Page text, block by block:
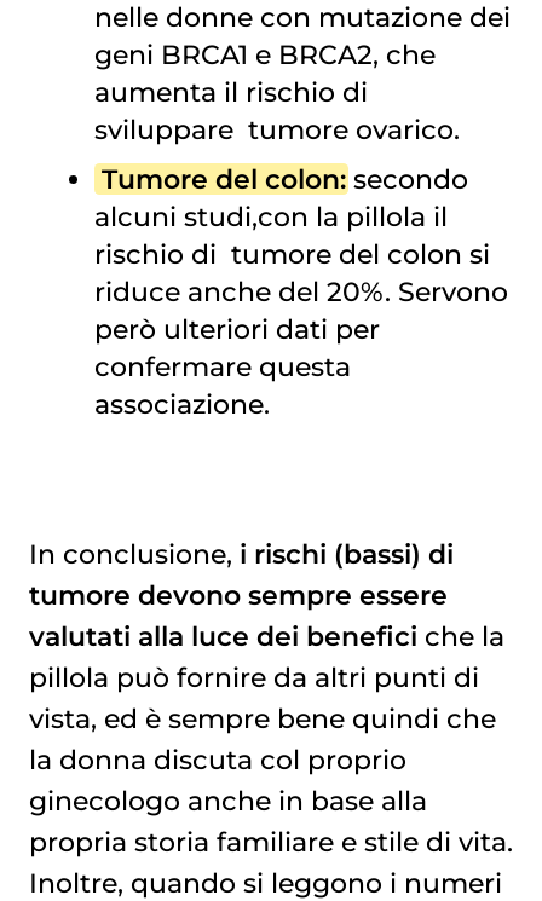
nelle donne con mutazione dei
geni BRCA1 e BRCA2, che
aumenta il rischio di
sviluppare tumore ovarico.
Tumore del colon:secondo
alcuni studi,con la pillola il
rischio di tumore del colon si
riduce anche del 20%. Servono
però ulteriori dati per
confermare questa
associazione.
In conclusione, i rischi (bassi) di
tumore devono sempre essere
valutati alla luce dei benefici che la
pillola può fornire da altri punti di
vista, ed è sempre bene quindi che
la donna discuta col proprio
ginecologo anche in base alla
propria storia familiare e stile di vita.
Inoltre, quando si leggono i numeri